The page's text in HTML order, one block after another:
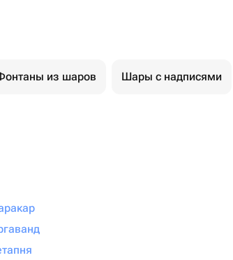
из шаров Шары с надписями